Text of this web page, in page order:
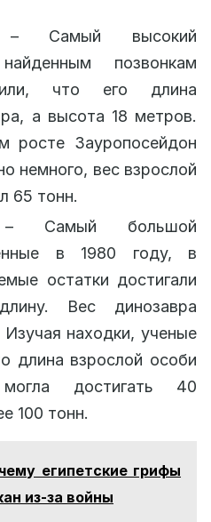
высокий
позвонкам
что его длина
а высота 18 метров.
росте Зауропосейдон
немного, вес взрослой
65 тонн.
большой
в 1980 году, в
остатки достигали
Вес динозавра
находки, ученые
длина взрослой особи
могла достигать 40
100 тонн.
египетские грифы
из-за войны